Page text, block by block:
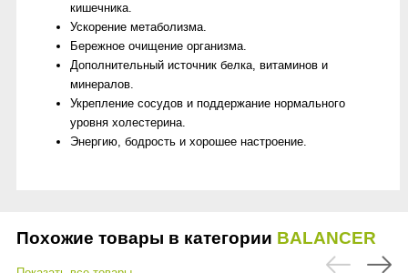
кишечника.
Ускорение метаболизма.
Бережное очищение организма.
Дополнительный источник белка, витаминов и
минералов.
Укрепление сосудов и поддержание нормального
уровня холестерина.
Энергию, бодрость и хорошее настроение.
Похожие товары в категории BALANCER